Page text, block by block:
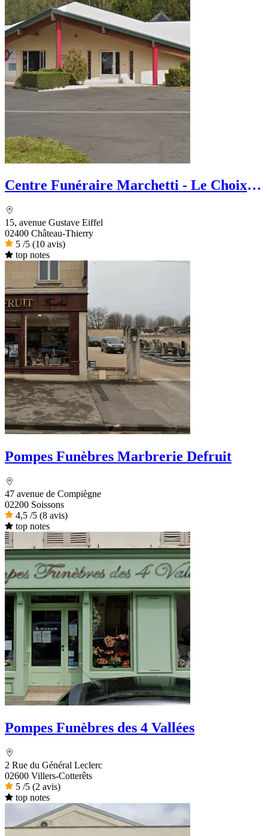
Centre Funéraire Marchetti - Le Choix
15, avenue Gustave Eiffel
02400 Château-Thierry
5 /5 (10 avis)
top notes
Pompes Funèbres Marbrerie Defruit
47 avenue de Compiègne
02200 Soissons
4,5 /5 (8 avis)
top notes
Pompes Funèbres des 4 Vallées
2 Rue du Général Leclerc
02600 Villers-Cotterêts
5 /5 (2 avis)
top notes